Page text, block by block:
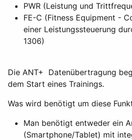
PWR (Leistung und
FE-C (Fitness Equipment -
einer Leistungssteuerung
1306)
Die ANT+ Datenübertragung
dem Start eines Trainings.
Was wird benötigt um diese
Man benötigt entweder ein
(Smartphone/Tablet) mit